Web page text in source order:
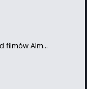
filmów Alm...